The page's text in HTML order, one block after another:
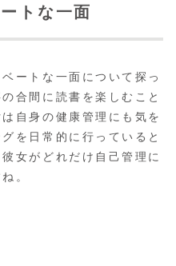
トな一面
ートな一面について探っ
合間に読書を楽しむこと
自身の健康管理にも気を
を日常的に行っていると
女がどれだけ自己管理に
。